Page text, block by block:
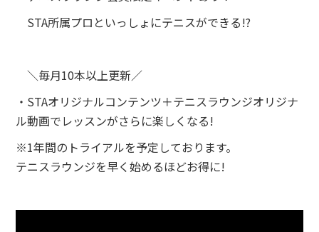
STA所属プロといっしょにテニスができる!?
＼毎月10本以上更新／
・STAオリジナルコンテンツ＋テニスラウンジオリジナ
ル動画でレッスンがさらに楽しくなる!
※1年間のトライアルを予定しております。
テニスラウンジを早く始めるほどお得に!